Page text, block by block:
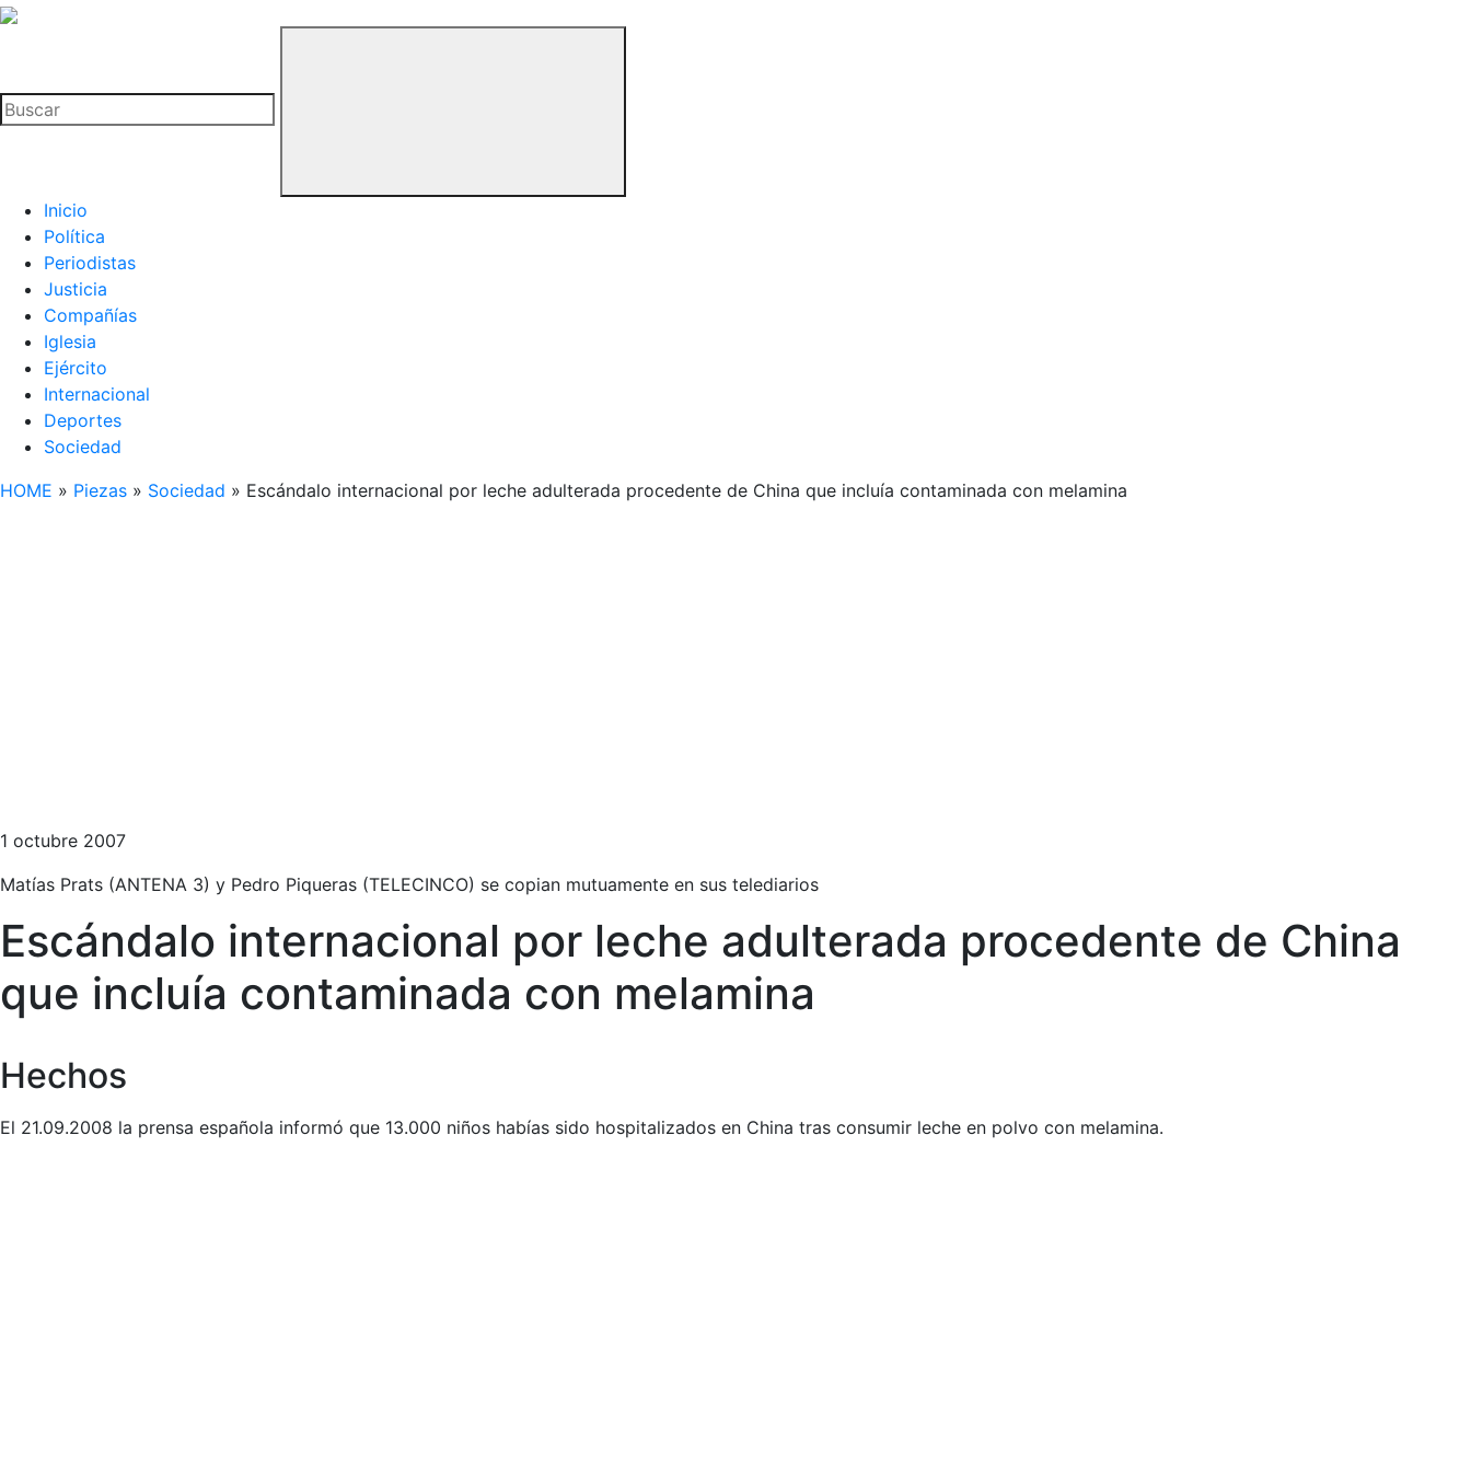
La
Buitre
Inicio
Política
Periodistas
Justicia
Compañías
Iglesia
Ejército
Internacional
Deportes
Sociedad
HOME » Piezas » Sociedad » Escándalo internacional por leche adulterada procedente de China que incluía contaminada con melamina
1 octubre 2007
Matías Prats (ANTENA 3) y Pedro Piqueras (TELECINCO) se copian mutuamente en sus telediarios
Escándalo internacional por leche adulterada procedente de China
que incluía contaminada con melamina
Hechos
El 21.09.2008 la prensa española informó que 13.000 niños habías sido hospitalizados en China tras consumir leche en polvo con melamina.